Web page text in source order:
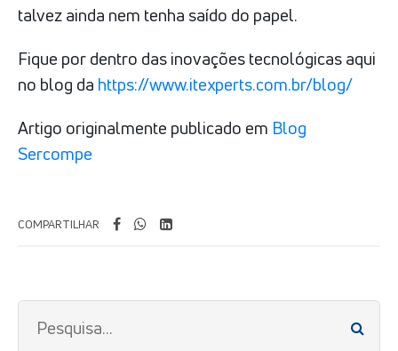
talvez ainda nem tenha saído do papel.
Fique por dentro das inovações tecnológicas aqui
no blog da https://www.itexperts.com.br/blog/
Artigo originalmente publicado em Blog
Sercompe
COMPARTILHAR